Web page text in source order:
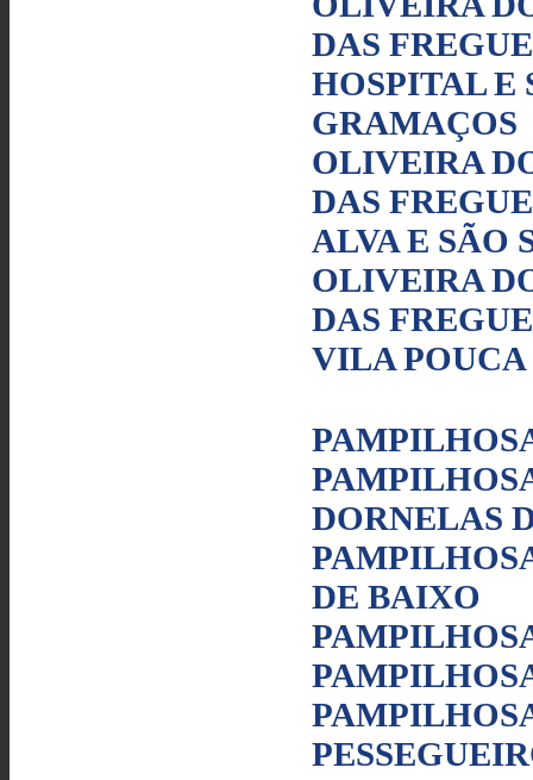
DAS
HOSPITAL E
GRAMAÇOS
OLIVEIRA
DAS
ALVA E SÃO
OLIVEIRA
DAS
VILA
DORNELAS
DE BAIXO